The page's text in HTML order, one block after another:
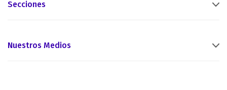
Secciones
Nuestros Medios